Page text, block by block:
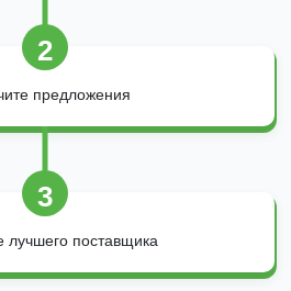
2
предложения
3
лучшего поставщика